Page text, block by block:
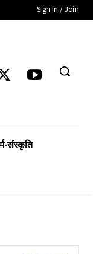
Sign in / Join
संस्कृति